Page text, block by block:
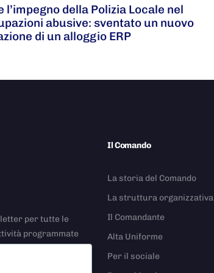
della Polizia Locale nel
abusive: sventato un nuovo
di un alloggio ERP
per tutte le
programmate
Il Comando
La storia del Comando
La struttura organizzativa
Il Comandante
Alta Uniforme
Per il sociale